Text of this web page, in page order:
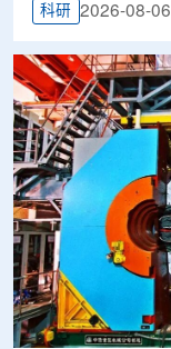
科研 2026-08-06